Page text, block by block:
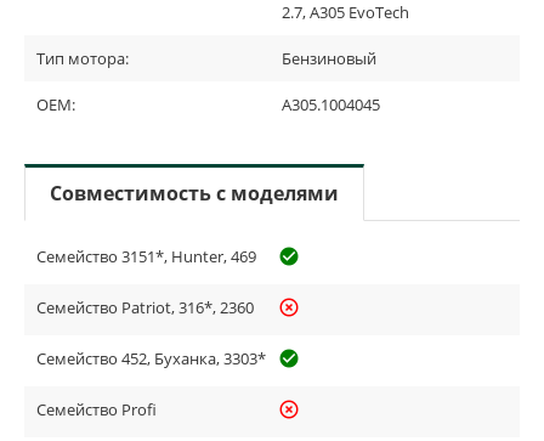
2.7, А305 EvoTech
Тип мотора: Бензиновый
OEM: А305.1004045
Совместимость с моделями
Семейство 3151*, Hunter, 469 check_circle_outline
Семейство Patriot, 316*, 2360 highlight_off
Семейство 452, Буханка, 3303* check_circle_outline
Семейство Profi highlight_off